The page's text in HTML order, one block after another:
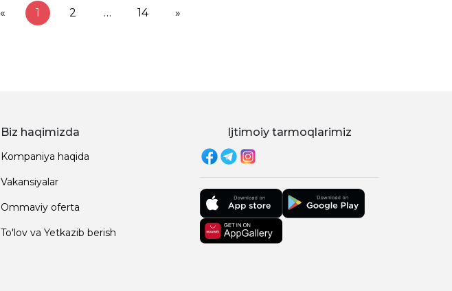
« 1 2 … 14 »
Biz haqimizda
Kompaniya haqida
Vakansiyalar
Ommaviy oferta
To'lov va Yetkazib berish
Ijtimoiy tarmoqlarimiz